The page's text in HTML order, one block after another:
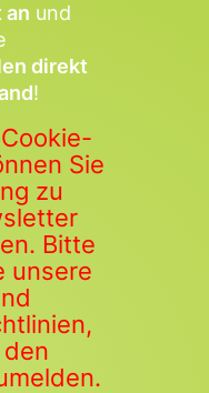
an und
direkt
!
Sie
zu
Bitte
unsere